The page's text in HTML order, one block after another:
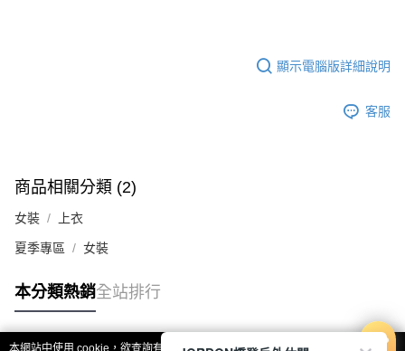
顯示電腦版詳細說明
客服
商品相關分類 (2)
女裝 上衣
夏季專區 女裝
本分類熱銷全站排行
本網站中使用 cookie，欲查詢有關本網站使用 cookie 方式之詳情，及若您不希